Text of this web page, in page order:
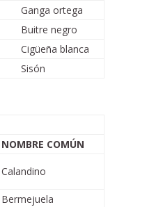
Ganga ortega
Buitre negro
Cigüeña blanca
Sisón
NOMBRE COMÚN
Calandino
Bermejuela